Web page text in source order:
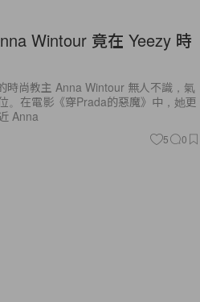
Wintour 竟在 Yeezy 時
時尚教主 Anna Wintour 無人不識，氣
。在電影《穿Prada的惡魔》中，她更
Anna
5 0